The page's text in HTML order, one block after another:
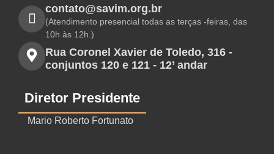
contato@savim.org.br
(Atendimento presencial todas as terças -feiras, das
10h às 12h.)
Rua Coronel Xavier de Toledo, 316 -
conjuntos 120 e 121 - 12’ andar
Diretor Presidente
Mario Roberto Fortunato